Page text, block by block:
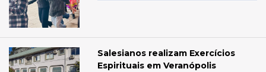
Salesianos realizam Exercícios
Espirituais em Veranópolis